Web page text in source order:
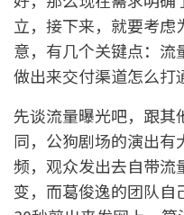
立，接下来，就要考虑
意，有几个关键点：流
做出来交付渠道怎么打
先谈流量曝光吧，跟其
同，公狗剧场的演出
频，观众发出去自带流
变，而葛俊逸的团队